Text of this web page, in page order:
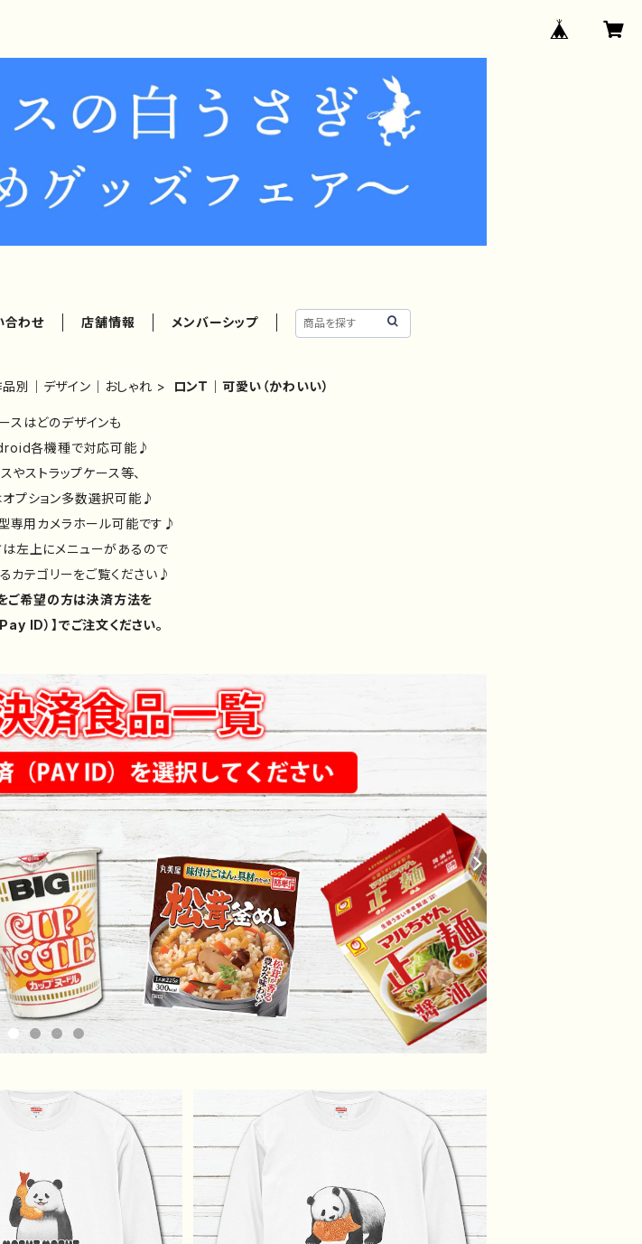
合わせ 店舗情報 メンバーシップ
別｜デザイン｜おしゃれ ロンＴ｜可愛い（かわいい）
スはどのデザインも
各機種で対応可能♪
やストラップケース等、
プション多数選択可能♪
専用カメラホール可能です♪
左上にメニューがあるので
カテゴリーをご覧ください♪
ご希望の方は決済方法を
ID）】でご注文ください。